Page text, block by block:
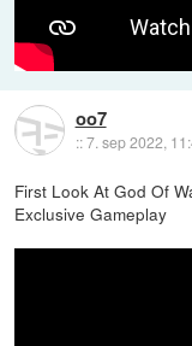
oo7
::7. sep 2022,
First Look At God Of
Exclusive Gameplay